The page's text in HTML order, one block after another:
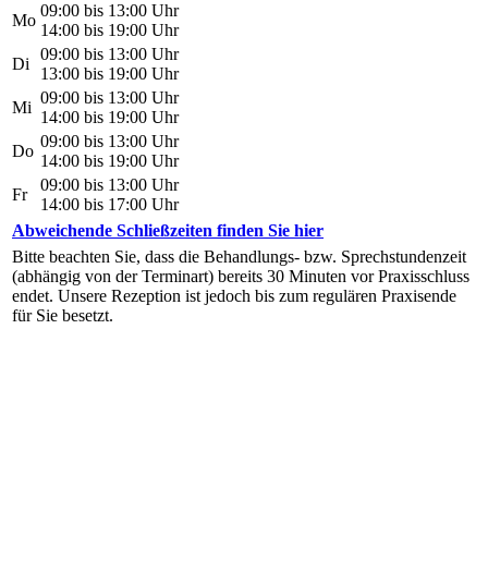
Mo
09:00 bis 13:00 Uhr
14:00 bis 19:00 Uhr
Di
09:00 bis 13:00 Uhr
13:00 bis 19:00 Uhr
Mi
09:00 bis 13:00 Uhr
14:00 bis 19:00 Uhr
Do
09:00 bis 13:00 Uhr
14:00 bis 19:00 Uhr
Fr
09:00 bis 13:00 Uhr
14:00 bis 17:00 Uhr
Abweichende Schließzeiten finden Sie hier
Bitte beachten Sie, dass die Behandlungs- bzw. Sprechstundenzeit
(abhängig von der Terminart) bereits 30 Minuten vor Praxisschluss
endet. Unsere Rezeption ist jedoch bis zum regulären Praxisende
für Sie besetzt.